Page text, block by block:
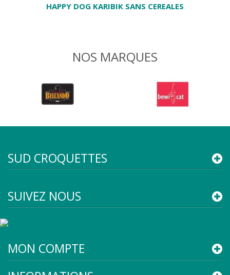
HAPPY DOG KARIBIK SANS CEREALES
NOS MARQUES
SUD CROQUETTES
SUIVEZ NOUS
MON COMPTE